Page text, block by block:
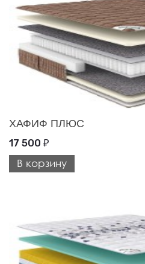
ХАФИФ ПЛЮС
17 500 ₽
В корзину